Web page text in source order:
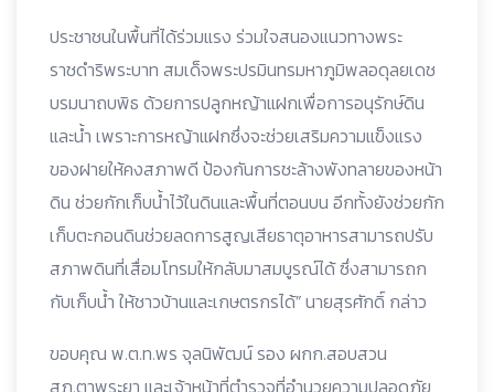
ประชาชนในพื้นที่ได้ร่วมแรง ร่วมใจสนองแนวทางพระ
ราชดำริพระบาท สมเด็จพระปรมินทรมหาภูมิพลอดุลยเดช
บรมนาถบพิธ ด้วยการปลูกหญ้าแฝกเพื่อการอนุรักษ์ดิน
และน้ำ เพราะการหญ้าแฝกซึ่งจะช่วยเสริมความแข็งแรง
ของฝายให้คงสภาพดี ป้องกันการชะล้างพังทลายของหน้า
ดิน ช่วยกักเก็บน้ำไว้ในดินและพื้นที่ตอนบน อีกทั้งยังช่วยกัก
เก็บตะกอนดินช่วยลดการสูญเสียธาตุอาหารสามารถปรับ
สภาพดินที่เสื่อมโทรมให้กลับมาสมบูรณ์ได้ ซึ่งสามารถก
กับเก็บน้ำ ให้ชาวบ้านและเกษตรกรได้”นายสุรศักดิ์ กล่าว
ขอบคุณ พ.ต.ท.พร จุลนิพัฒน์ รอง ผกก.สอบสวน